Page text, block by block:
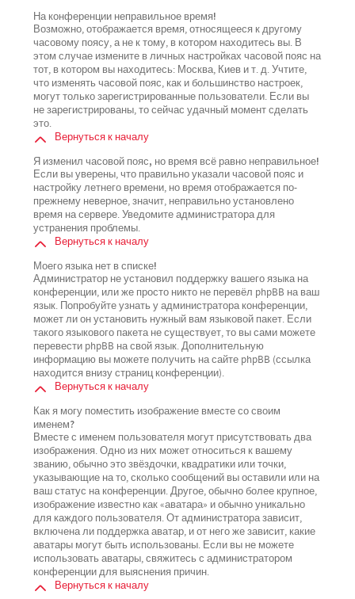
На конференции неправильное время!
Возможно, отображается время, относящееся к другому
часовому поясу, а не к тому, в котором находитесь вы. В
этом случае измените в личных настройках часовой пояс на
тот, в котором вы находитесь: Москва, Киев и т. д. Учтите,
что изменять часовой пояс, как и большинство настроек,
могут только зарегистрированные пользователи. Если вы
не зарегистрированы, то сейчас удачный момент сделать
это.
Вернуться к началу
Я изменил часовой пояс, но время всё равно неправильное!
Если вы уверены, что правильно указали часовой пояс и
настройку летнего времени, но время отображается по-
прежнему неверное, значит, неправильно установлено
время на сервере. Уведомите администратора для
устранения проблемы.
Вернуться к началу
Моего языка нет в списке!
Администратор не установил поддержку вашего языка на
конференции, или же просто никто не перевёл phpBB на ваш
язык. Попробуйте узнать у администратора конференции,
может ли он установить нужный вам языковой пакет. Если
такого языкового пакета не существует, то вы сами можете
перевести phpBB на свой язык. Дополнительную
информацию вы можете получить на сайте phpBB (ссылка
находится внизу страниц конференции).
Вернуться к началу
Как я могу поместить изображение вместе со своим
именем?
Вместе с именем пользователя могут присутствовать два
изображения. Одно из них может относиться к вашему
званию, обычно это звёздочки, квадратики или точки,
указывающие на то, сколько сообщений вы оставили или на
ваш статус на конференции. Другое, обычно более крупное,
изображение известно как «аватара» и обычно уникально
для каждого пользователя. От администратора зависит,
включена ли поддержка аватар, и от него же зависит, какие
аватары могут быть использованы. Если вы не можете
использовать аватары, свяжитесь с администратором
конференции для выяснения причин.
Вернуться к началу